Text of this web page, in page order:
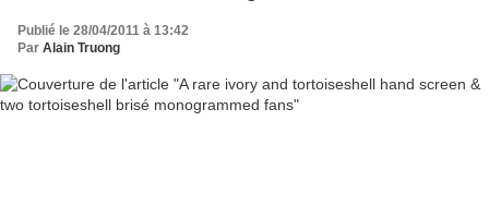
Publié le 28/04/2011 à 13:42
Par Alain Truong